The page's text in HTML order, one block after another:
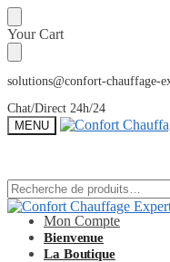
Sauter
à
la
navigation
Skip
to
content
Your Cart
solutions@confort-chauffage-
Chat/Direct 24h/24
MENU
Recherche
pour :
Mon Compte
Recherche
pour :
Bienvenue
La Boutique